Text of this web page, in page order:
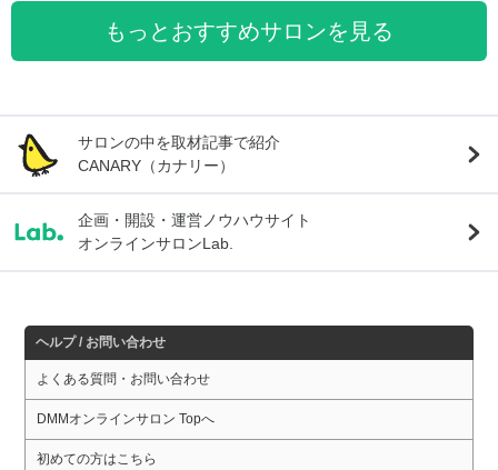
もっとおすすめサロンを見る
サロンの中を取材記事で紹介
CANARY（カナリー）
企画・開設・運営ノウハウサイト
オンラインサロンLab.
ヘルプ / お問い合わせ
よくある質問・お問い合わせ
DMMオンラインサロン Topへ
初めての方はこちら